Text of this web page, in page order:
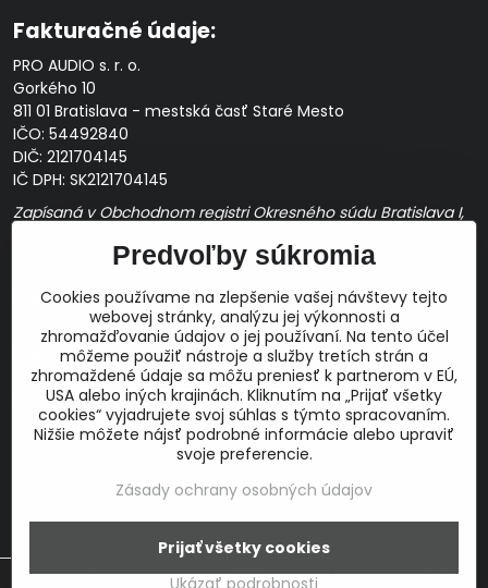
Fakturačné údaje:
PRO AUDIO s. r. o.
Gorkého 10
811 01 Bratislava - mestská časť Staré Mesto
IČO: 54492840
DIČ: 2121704145
IČ DPH: SK2121704145
Zapísaná v Obchodnom registri Okresného súdu Bratislava I,
Prevádzková doba: pracovné dni10:00 - 14:00
E-mail:
obchod@proaudio.sk
Bankové spojenie:
Slovenská sporiteľňa, a.s.
IBAN: SK48 0900 0000 0051 9050 9782
SWIFT: GIBASKBX
©2026Copyright
Predvoľby súkromiaZásady ochrany osobných údajov
Predvoľby súkromia
Cookies používame na zlepšenie vašej návštevy tejto
webovej stránky, analýzu jej výkonnosti a
zhromažďovanie údajov o jej používaní. Na tento účel
môžeme použiť nástroje a služby tretích strán a
zhromaždené údaje sa môžu preniesť k partnerom v EÚ,
USA alebo iných krajinách. Kliknutím na „Prijať všetky
cookies“ vyjadrujete svoj súhlas s týmto spracovaním.
Nižšie môžete nájsť podrobné informácie alebo upraviť
svoje preferencie.
Zásady ochrany osobných údajov
Ukázať podrobnosti
Prijať všetky cookies
Táto stránka používa cookies.Viac info